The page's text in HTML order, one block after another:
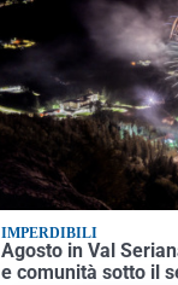
IMPERDIBILI
Agosto in Val
e comunità sotto il